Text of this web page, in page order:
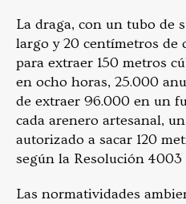
La draga, con un tubo de
largo y 20 centímetros de
para extraer 150 metros
en ocho horas, 25.000
de extraer 96.000 en un
cada arenero artesanal,
autorizado a sacar 120
según la Resolución 4003
Las normatividades